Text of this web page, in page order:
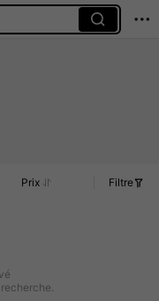
Prix Filtre